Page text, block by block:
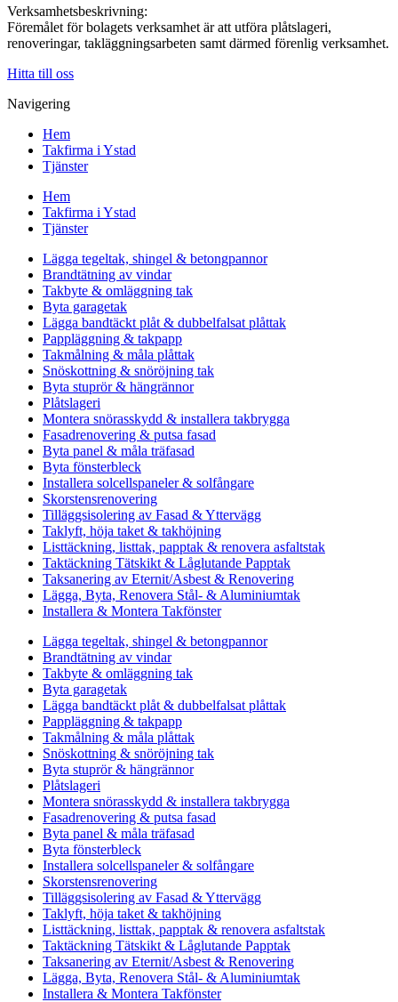
Verksamhetsbeskrivning:
Föremålet för bolagets verksamhet är att utföra plåtslageri,
renoveringar, takläggningsarbeten samt därmed förenlig verksamhet.
Hitta till oss
Navigering
Hem
Takfirma i Ystad
Tjänster
Hem
Takfirma i Ystad
Tjänster
Lägga tegeltak, shingel & betongpannor
Brandtätning av vindar
Takbyte & omläggning tak
Byta garagetak
Lägga bandtäckt plåt & dubbelfalsat plåttak
Pappläggning & takpapp
Takmålning & måla plåttak
Snöskottning & snöröjning tak
Byta stuprör & hängrännor
Plåtslageri
Montera snörasskydd & installera takbrygga
Fasadrenovering & putsa fasad
Byta panel & måla träfasad
Byta fönsterbleck
Installera solcellspaneler & solfångare
Skorstensrenovering
Tilläggsisolering av Fasad & Yttervägg
Taklyft, höja taket & takhöjning
Listtäckning, listtak, papptak & renovera asfaltstak
Taktäckning Tätskikt & Låglutande Papptak
Taksanering av Eternit/Asbest & Renovering
Lägga, Byta, Renovera Stål- & Aluminiumtak
Installera & Montera Takfönster
Lägga tegeltak, shingel & betongpannor
Brandtätning av vindar
Takbyte & omläggning tak
Byta garagetak
Lägga bandtäckt plåt & dubbelfalsat plåttak
Pappläggning & takpapp
Takmålning & måla plåttak
Snöskottning & snöröjning tak
Byta stuprör & hängrännor
Plåtslageri
Montera snörasskydd & installera takbrygga
Fasadrenovering & putsa fasad
Byta panel & måla träfasad
Byta fönsterbleck
Installera solcellspaneler & solfångare
Skorstensrenovering
Tilläggsisolering av Fasad & Yttervägg
Taklyft, höja taket & takhöjning
Listtäckning, listtak, papptak & renovera asfaltstak
Taktäckning Tätskikt & Låglutande Papptak
Taksanering av Eternit/Asbest & Renovering
Lägga, Byta, Renovera Stål- & Aluminiumtak
Installera & Montera Takfönster